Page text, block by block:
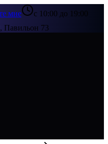
мне
с 10:00 до 19:00
Павильон 73